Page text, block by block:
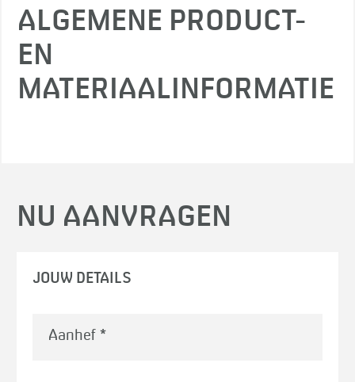
ALGEMENE PRODUCT-
EN
MATERIAALINFORMATIE
NU AANVRAGEN
JOUW DETAILS